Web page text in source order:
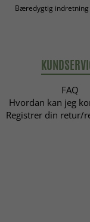
Bæredygtig indretning
FAQ
Hvordan kan jeg
Registrer din retur/